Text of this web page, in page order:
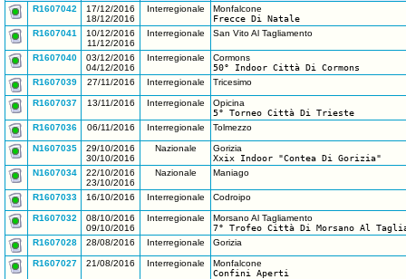
R1607042
17/12/2016
18/12/2016
Interregionale
Monfalcone
Frecce Di Natale
R1607041
10/12/2016
11/12/2016
Interregionale San Vito Al Tagliamento
R1607040
03/12/2016
04/12/2016
Interregionale
Cormons
50° Indoor Città Di Cormons
R1607039
27/11/2016 Interregionale Tricesimo
R1607037 13/11/2016 Interregionale
Opicina
5° Torneo Città Di Trieste
R1607036
06/11/2016 Interregionale Tolmezzo
N1607035
29/10/2016
30/10/2016
Nazionale
Gorizia
Xxix Indoor "Contea Di Gorizia"
N1607034
22/10/2016
23/10/2016
Nazionale Maniago
R1607033 16/10/2016 Interregionale Codroipo
R1607032
08/10/2016
09/10/2016
Interregionale
Morsano Al Tagliamento
7° Trofeo Città Di Morsano Al
R1607028
28/08/2016 Interregionale Gorizia
R1607027 21/08/2016 Interregionale
Monfalcone
Confini Aperti